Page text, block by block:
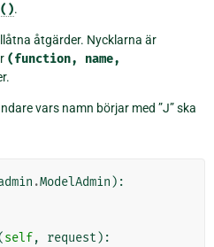
.
åtgärder. Nycklarna är
(function,
name,
vars namn börjar med ”J” ska
.ModelAdmin ):
self, request ):